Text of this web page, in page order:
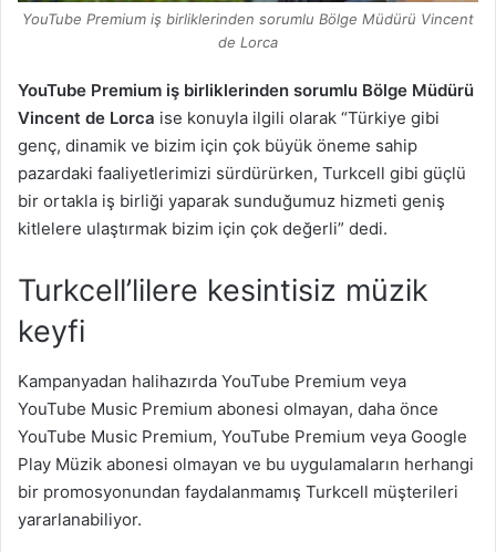
YouTube Premium iş birliklerinden sorumlu Bölge Müdürü Vincent
de Lorca
YouTube Premium iş birliklerinden sorumlu Bölge Müdürü
Vincent de Lorca ise konuyla ilgili olarak “Türkiye gibi
genç, dinamik ve bizim için çok büyük öneme sahip
pazardaki faaliyetlerimizi sürdürürken, Turkcell gibi güçlü
bir ortakla iş birliği yaparak sunduğumuz hizmeti geniş
kitlelere ulaştırmak bizim için çok değerli” dedi.
Turkcell’lilere kesintisiz müzik
keyfi
Kampanyadan halihazırda YouTube Premium veya
YouTube Music Premium abonesi olmayan, daha önce
YouTube Music Premium, YouTube Premium veya Google
Play Müzik abonesi olmayan ve bu uygulamaların herhangi
bir promosyonundan faydalanmamış Turkcell müşterileri
yararlanabiliyor.